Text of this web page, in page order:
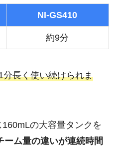
NI-GS410
約9分
長く使い続けられま
の大容量タンクを
ーム量の違いが連続時間